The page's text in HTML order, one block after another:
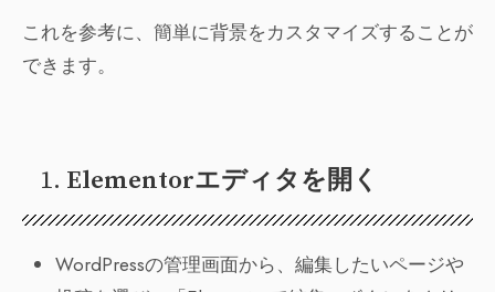
これを参考に、簡単に背景をカスタマイズすることが
できます。
1. Elementorエディタを開く
WordPressの管理画面から、編集したいページや